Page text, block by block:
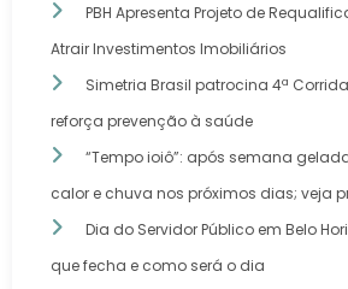
PBH Apresenta Projeto de
Atrair Investimentos Imobiliários
Simetria Brasil patrocina 4ª
reforça prevenção à saúde
“Tempo ioiô”: após semana
calor e chuva nos próximos dias; veja
Dia do Servidor Público em Belo
que fecha e como será o dia